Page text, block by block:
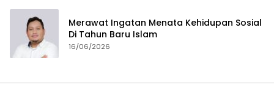
Merawat Ingatan Menata Kehidupan Sosial
Di Tahun Baru Islam
16/06/2026